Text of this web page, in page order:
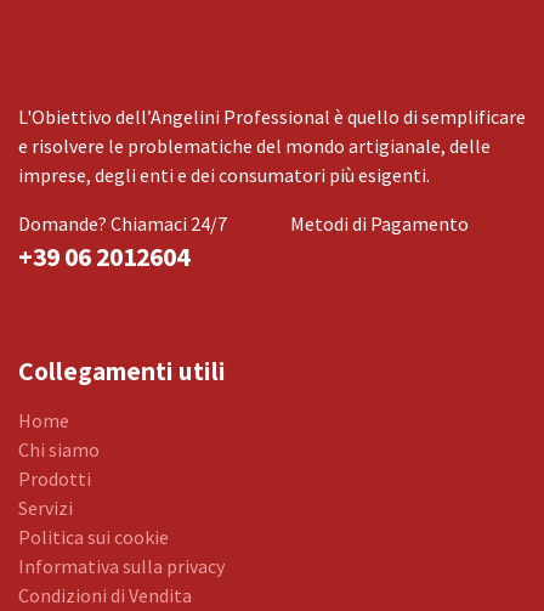
L'Obiettivo dell’Angelini Professional è quello di semplificare
e risolvere le problematiche del mondo artigianale, delle
imprese, degli enti e dei consumatori più esigenti.
Domande? Chiamaci 24/7
+39 06 2012604
Metodi di Pagamento
Collegamenti utili
Home
Chi siamo
Prodotti
Servizi
Politica sui cookie
Informativa sulla privacy
Condizioni di Vendita